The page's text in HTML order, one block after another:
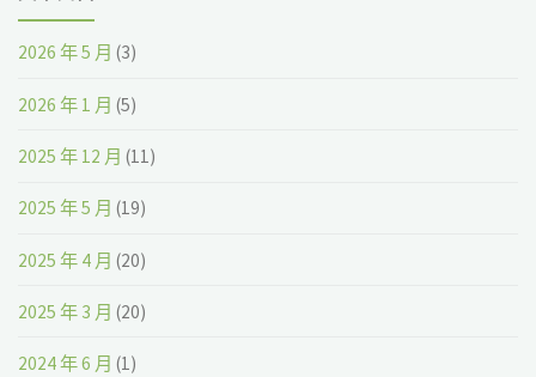
2026 年 5 月 (3)
2026 年 1 月 (5)
2025 年 12 月 (11)
2025 年 5 月 (19)
2025 年 4 月 (20)
2025 年 3 月 (20)
2024 年 6 月 (1)